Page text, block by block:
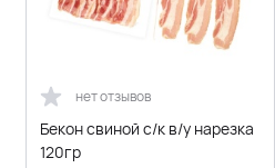
нет отзывов
Бекон свиной с/к в/у нарезка
120гр